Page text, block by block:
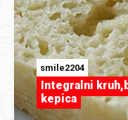
smile2204
Integralni
kepica